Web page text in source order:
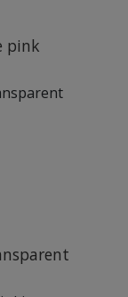
pink